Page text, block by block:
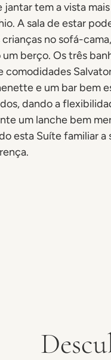
jantar tem a vista
A sala de estar
no sofá-
berço. Os três
comodidades
e um bar bem
dando a
um lanche bem
esta Suíte familiar